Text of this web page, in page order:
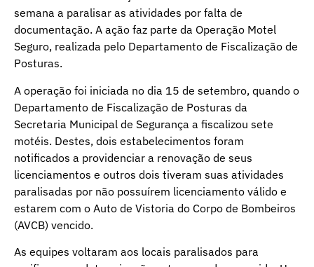
semana a paralisar as atividades por falta de
documentação. A ação faz parte da Operação Motel
Seguro, realizada pelo Departamento de Fiscalização de
Posturas.
A operação foi iniciada no dia 15 de setembro, quando o
Departamento de Fiscalização de Posturas da
Secretaria Municipal de Segurança a fiscalizou sete
motéis. Destes, dois estabelecimentos foram
notificados a providenciar a renovação de seus
licenciamentos e outros dois tiveram suas atividades
paralisadas por não possuírem licenciamento válido e
estarem com o Auto de Vistoria do Corpo de Bombeiros
(AVCB) vencido.
As equipes voltaram aos locais paralisados para